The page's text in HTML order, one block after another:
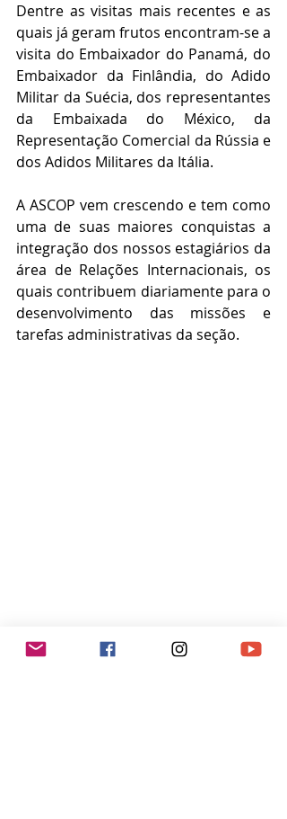
Dentre as visitas mais recentes e as
quais já geram frutos encontram-se a
visita do Embaixador do Panamá, do
Embaixador da Finlândia, do Adido
Militar da Suécia, dos representantes
da Embaixada do México, da
Representação Comercial da Rússia e
dos Adidos Militares da Itália.
A ASCOP vem crescendo e tem como
uma de suas maiores conquistas a
integração dos nossos estagiários da
área de Relações Internacionais, os
quais contribuem diariamente para o
desenvolvimento das missões e
tarefas administrativas da seção.